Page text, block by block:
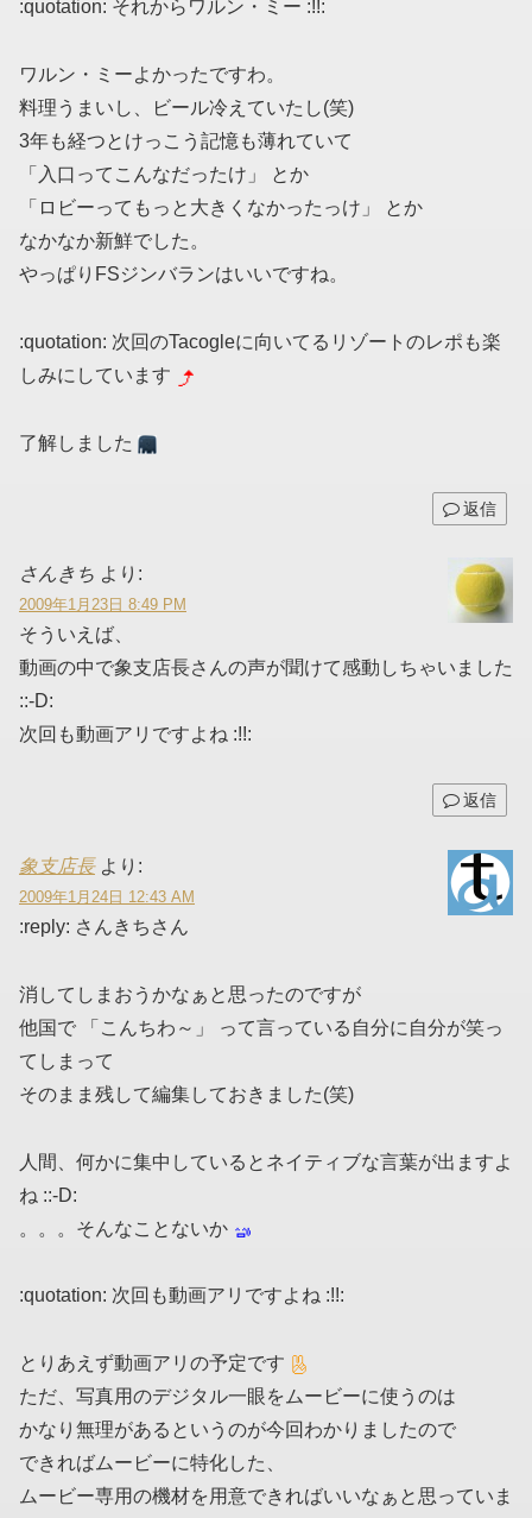
:quotation: それからワルン・ミー :!!:
ワルン・ミーよかったですわ。
料理うまいし、ビール冷えていたし(笑)
3年も経つとけっこう記憶も薄れていて
「入口ってこんなだったけ」 とか
「ロビーってもっと大きくなかったっけ」 とか
なかなか新鮮でした。
やっぱりFSジンバランはいいですね。
:quotation: 次回のTacogleに向いてるリゾートのレポも楽
しみにしています
了解しました
返信
さんきち より:
2009年1月23日 8:49 PM
そういえば、
動画の中で象支店長さんの声が聞けて感動しちゃいました
::-D:
次回も動画アリですよね :!!:
返信
象支店長 より:
2009年1月24日 12:43 AM
:reply: さんきちさん
消してしまおうかなぁと思ったのですが
他国で 「こんちわ～」 って言っている自分に自分が笑っ
てしまって
そのまま残して編集しておきました(笑)
人間、何かに集中しているとネイティブな言葉が出ますよ
ね ::-D:
。。。そんなことないか
:quotation: 次回も動画アリですよね :!!:
とりあえず動画アリの予定です
ただ、写真用のデジタル一眼をムービーに使うのは
かなり無理があるというのが今回わかりましたので
できればムービーに特化した、
ムービー専用の機材を用意できればいいなぁと思っていま